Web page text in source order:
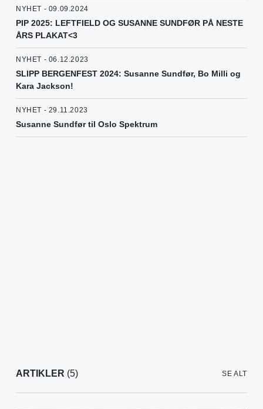
NYHET - 09.09.2024
PIP 2025: LEFTFIELD OG SUSANNE SUNDFØR PÅ NESTE
ÅRS PLAKAT<3
NYHET - 06.12.2023
SLIPP BERGENFEST 2024: Susanne Sundfør, Bo Milli og
Kara Jackson!
NYHET - 29.11.2023
Susanne Sundfør til Oslo Spektrum
ARTIKLER (5) SE ALT